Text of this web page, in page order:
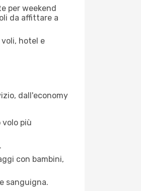
per weekend
da affittare a
hotel e
dall'economy
più
con bambini,
sanguigna.